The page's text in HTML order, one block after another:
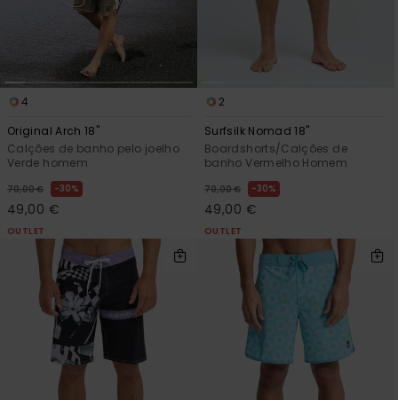
4
Original Arch 18"
Calções de banho pelo joelho
Verde homem
70,00 € 30%
49,00 €
OUTLET
2
Surfsilk Nomad 18"
Boardshorts/Calções de
banho Vermelho Homem
70,00 € 30%
49,00 €
OUTLET